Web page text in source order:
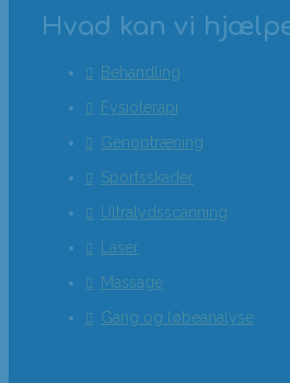
Hvad kan vi
Behandling
Fysioterapi
Genoptræning
Sportsskader
Ultralydsscanning
Laser
Massage
Gang og løbeanalyse